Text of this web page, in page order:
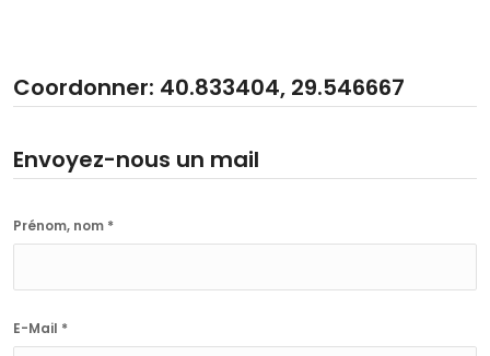
Coordonner: 40.833404, 29.546667
Envoyez-nous un mail
Prénom, nom *
E-Mail *